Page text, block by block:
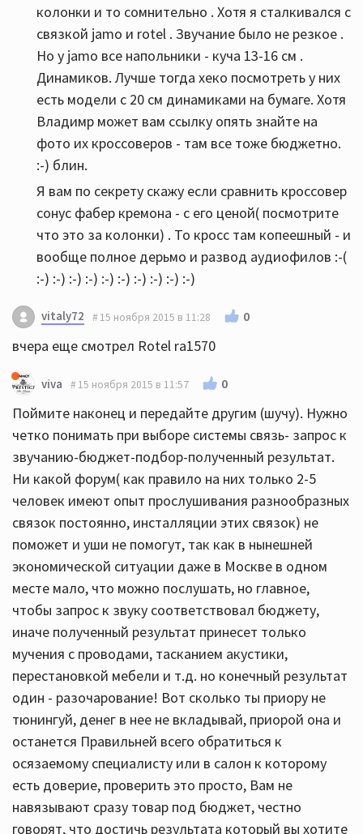
колонки и то сомнительно . Хотя я сталкивался с
связкой jamo и rotel . Звучание было не резкое .
Но у jamo все напольники - куча 13-16 см .
Динамиков. Лучше тогда хеко посмотреть у них
есть модели с 20 см динамиками на бумаге. Хотя
Владимр может вам ссылку опять знайте на
фото их кроссоверов - там все тоже бюджетно.
:-) блин.
Я вам по секрету скажу если сравнить кроссовер
сонус фабер кремона - с его ценой( посмотрите
что это за колонки) . То кросс там копеешный - и
вообще полное дерьмо и развод аудиофилов :-(
:-) :-) :-) :-) :-) :-) :-) :-) :-) :-)
vitaly72 15 ноября 2015 в 11:28 0
вчера еще смотрел Rotel ra1570
viva 15 ноября 2015 в 11:57 0
Поймите наконец и передайте другим (шучу). Нужно
четко понимать при выборе системы связь- запрос к
звучанию-бюджет-подбор-полученный результат.
Ни какой форум( как правило на них только 2-5
человек имеют опыт прослушивания разнообразных
связок постоянно, инсталляции этих связок) не
поможет и уши не помогут, так как в нынешней
экономической ситуации даже в Москве в одном
месте мало, что можно послушать, но главное,
чтобы запрос к звуку соответствовал бюджету,
иначе полученный результат принесет только
мучения с проводами, тасканием акустики,
перестановкой мебели и т.д. но конечный результат
один - разочарование! Вот сколько ты приору не
тюнингуй, денег в нее не вкладывай, приорой она и
останется Правильней всего обратиться к
осязаемому специалисту или в салон к которому
есть доверие, проверить это просто, Вам не
навязывают сразу товар под бюджет, честно
говорят, что достичь результата который вы хотите